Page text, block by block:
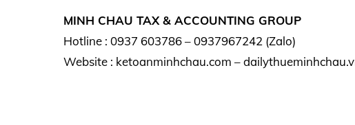
MINH CHAU TAX & ACCOUNTING GROUP
Hotline : 0937 603786 – 0937967242 (Zalo)
Website : ketoanminhchau.com –